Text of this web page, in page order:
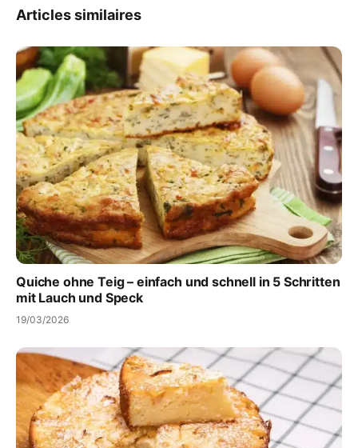
Articles similaires
Quiche ohne Teig – einfach und schnell in 5 Schritten
mit Lauch und Speck
19/03/2026